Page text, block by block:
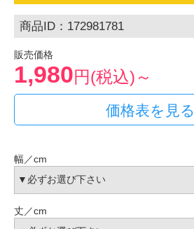
商品ID：172981781
販売価格
1,980円(税込)～
価格表を見る
幅／cm
丈／cm